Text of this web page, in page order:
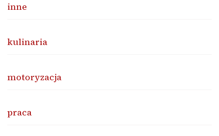
inne
kulinaria
motoryzacja
praca